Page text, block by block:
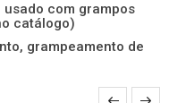
com grampos
catálogo)
grampeamento de